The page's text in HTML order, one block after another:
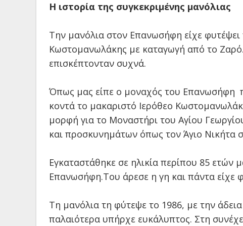
Η ιστορία της συγκεκριμένης μανόλιας
Την μανόλια στον Επανωσήφη είχε φυτέψει
Κωστομανωλάκης με καταγωγή από το
επισκέπτονταν συχνά.
Όπως μας είπε ο μοναχός του Επανωσήφη
κοντά το μακαριστό Ιερόθεο
μορφή για το Μοναστήρι του Αγίου
και προσκυνημάτων όπως τον Άγιο Νικήτα
Εγκαταστάθηκε σε ηλικία περίπου 85 ετών
Επανωσήφη.Του άρεσε η γη και πάντα είχε
Τη μανόλια τη φύτεψε το 1986, με την
παλαιότερα υπήρχε ευκάλυπτος. Στη